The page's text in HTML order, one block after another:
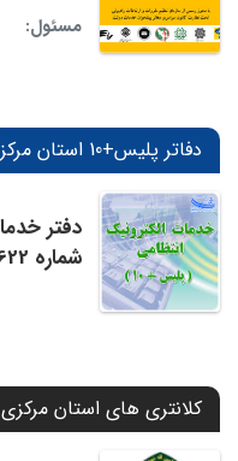
مسئول:
دفاتر پلیس+10 استان مرکزی
شماره 4414622چالدراناستان آذربایجان غربی
کلانتری های استان مرکزی